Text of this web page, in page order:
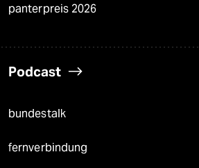
panterpreis 2026
Podcast
bundestalk
fernverbindung